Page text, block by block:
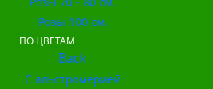
Розы 100 см.
ПО ЦВЕТАМ
Back
С альстромерией